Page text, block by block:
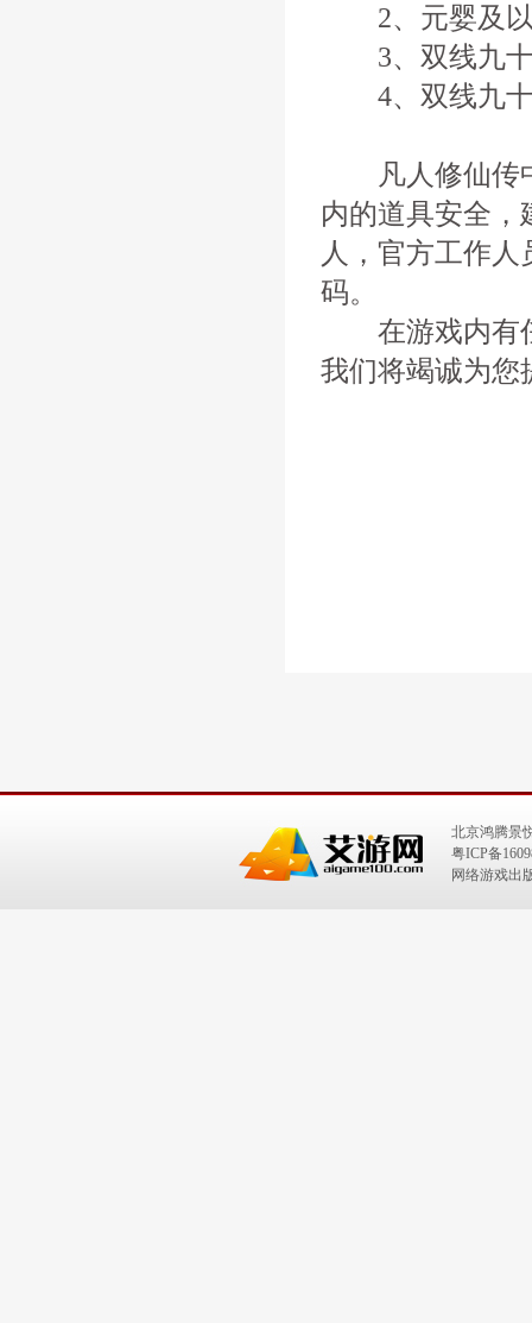
2、元婴及以
3、双线九十
4、双线九十
凡人修仙传中
内的道具安全，
人，官方工作
码。
在游戏内有
我们将竭诚为您
北京鸿腾景
粤ICP备
网络游戏出